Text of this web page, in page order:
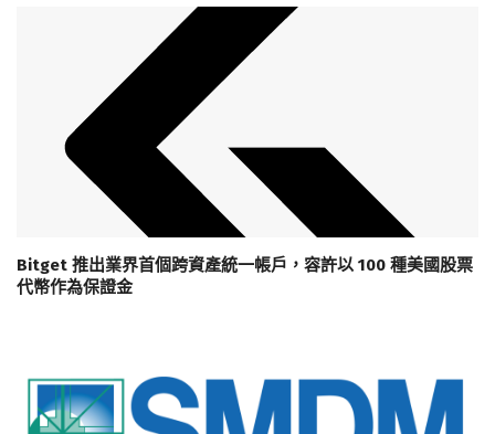
Bitget 推出業界首個跨資產統一帳戶，容許以 100 種美國股票
代幣作為保證金